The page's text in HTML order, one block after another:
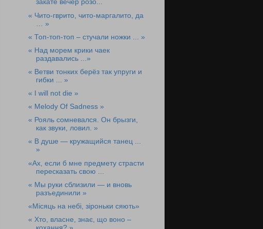
закате вечер розо...
« Чито-гврито, чито-маргалито, да
… »
« Топ-топ-топ – стучали ножки ... »
« Над морем крики чаек
раздавались ...»
« Ветви тонких берёз так упруги и
гибки ... »
« I will not die »
« Melody Of Sadness »
« Рояль сомневался. Он брызги,
как звуки, ловил. »
« В душе — кружащийся танец ...
»
«Ах, если б мне предмету страсти
пересказать свою ...
« Мы руки сблизили — и вновь
разъединили »
«Місяць на небі, зіроньки сяють»
« Хто, власне, знає, що воно –